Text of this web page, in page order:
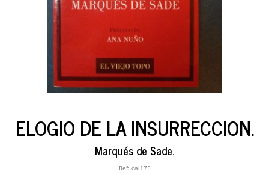
ELOGIO DE LA INSURRECCION.
Marqués de Sade.
Ref: cal175